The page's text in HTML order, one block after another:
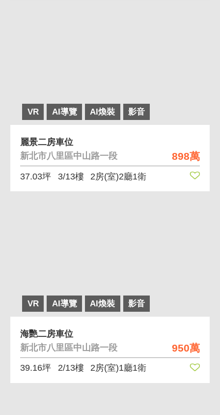
VR AI導覽 AI煥裝 影音
898萬
麗景二房車位
新北市八里區中山路一段
37.03坪 3/13樓 2房(室)2廳1衛
VR AI導覽 AI煥裝 影音
950萬
海艷二房車位
新北市八里區中山路一段
39.16坪 2/13樓 2房(室)1廳1衛